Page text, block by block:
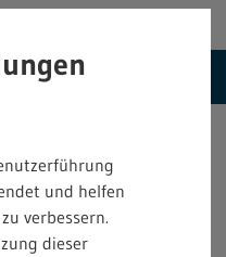
und helfen
verbessern.
dieser